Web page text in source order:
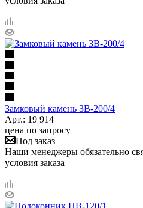
Замковый камень ЗВ-200/4
Арт.: 19 914
цена по запросу
Под заказ
Наши менеджеры обязательно
условия заказа